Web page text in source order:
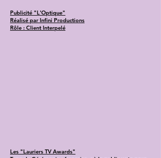
Publicité "L'Optique"
Réalisé par Infini Productions
Rôle : Client Interpelé
Les "Lauriers TV Awards"